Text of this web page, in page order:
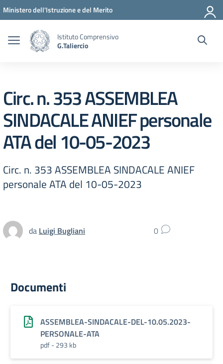
Vai ai contenuti
Vai al menu di navigazione
Vai al footer
Ministero dell'Istruzione e del Merito
Istituto Comprensivo
G.Taliercio
Circ. n. 353 ASSEMBLEA
SINDACALE ANIEF personale
ATA del 10-05-2023
Circ. n. 353 ASSEMBLEA SINDACALE ANIEF
personale ATA del 10-05-2023
da Luigi Bugliani 0
Documenti
ASSEMBLEA-SINDACALE-DEL-10.05.2023-
PERSONALE-ATA
pdf - 293 kb